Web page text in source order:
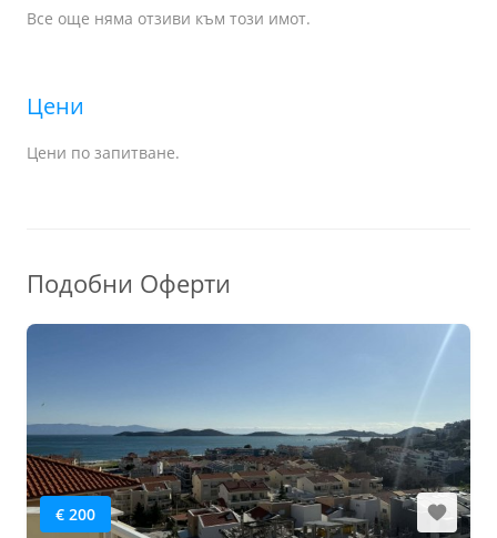
Все още няма отзиви към този имот.
Цени
Цени по запитване.
Подобни Оферти
€ 200